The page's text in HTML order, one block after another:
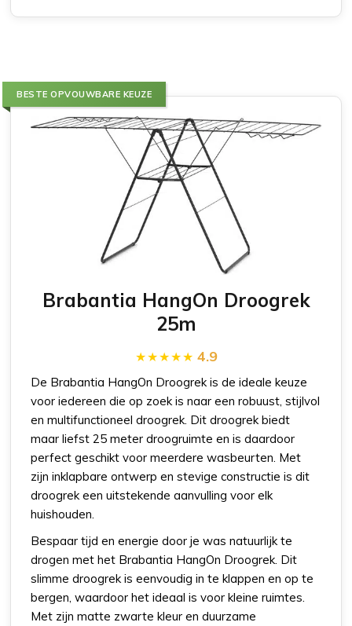
BESTE OPVOUWBARE KEUZE
Brabantia HangOn Droogrek
25m
4.9
De Brabantia HangOn Droogrek is de ideale keuze
voor iedereen die op zoek is naar een robuust, stijlvol
en multifunctioneel droogrek. Dit droogrek biedt
maar liefst 25 meter droogruimte en is daardoor
perfect geschikt voor meerdere wasbeurten. Met
zijn inklapbare ontwerp en stevige constructie is dit
droogrek een uitstekende aanvulling voor elk
huishouden.
Bespaar tijd en energie door je was natuurlijk te
drogen met het Brabantia HangOn Droogrek. Dit
slimme droogrek is eenvoudig in te klappen en op te
bergen, waardoor het ideaal is voor kleine ruimtes.
Met zijn matte zwarte kleur en duurzame